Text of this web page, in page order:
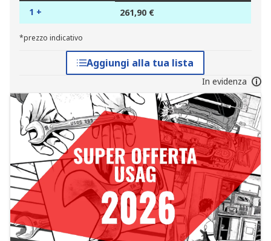
1 + 261,90 €
*prezzo indicativo
Aggiungi alla tua lista
In evidenza